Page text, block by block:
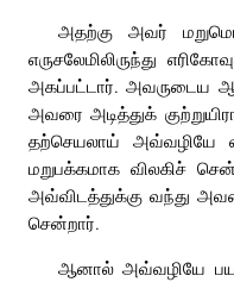
அதற்கு அவர்
எருசலேமிலிருந்து
அகப்பட்டார். அவருடைய
அவரை அடித்துக்
தற்செயலாய்
மறுபக்கமாக விலகிச்
அவ்விடத்துக்கு வந்து
சென்றார்.
ஆனால் அவ்வழியே